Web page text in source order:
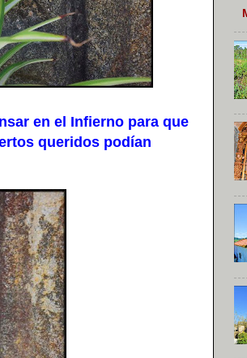
en el Infierno para que
queridos podían